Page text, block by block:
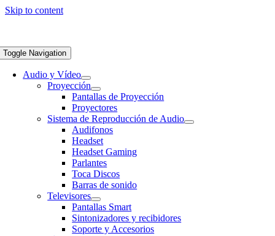
Skip to content
Toggle Navigation
Audio y Vídeo
Proyección
Pantallas de Proyección
Proyectores
Sistema de Reproducción de Audio
Audifonos
Headset
Headset Gaming
Parlantes
Toca Discos
Barras de sonido
Televisores
Pantallas Smart
Sintonizadores y recibidores
Soporte y Accesorios